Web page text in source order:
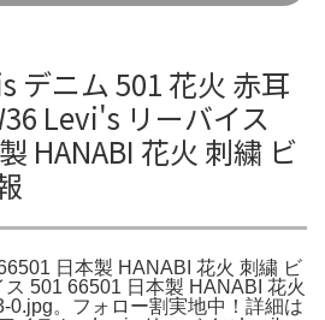
デニム 501 花火 赤耳
Levi's リーバイス
HANABI 花火 刺繍 ビ
日本製 HANABI 花火 刺繍 ビ
501 66501 日本製 HANABI 花火
0.jpg。フォロー割実地中！詳細は